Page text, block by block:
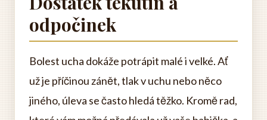
odpočinek
Bolest ucha dokáže potrápit malé i velké. Ať
už je příčinou zánět, tlak v uchu nebo něco
jiného, úleva se často hledá těžko. Kromě rad,